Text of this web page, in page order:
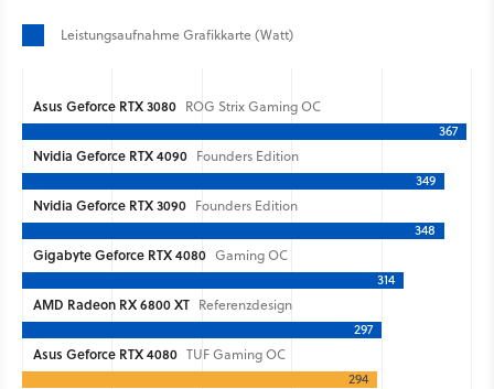
Leistungsaufnahme Grafikkarte (Watt)
Asus Geforce RTX 3080 ROG Strix Gaming OC
367
Nvidia Geforce RTX 4090 Founders Edition
349
Nvidia Geforce RTX 3090 Founders Edition
348
Gigabyte Geforce RTX 4080 Gaming OC
314
AMD Radeon RX 6800 XT Referenzdesign
297
Asus Geforce RTX 4080 TUF Gaming OC
294